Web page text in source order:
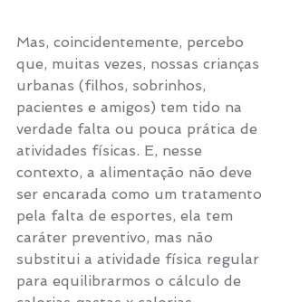
Mas, coincidentemente, percebo
que, muitas vezes, nossas crianças
urbanas (filhos, sobrinhos,
pacientes e amigos) tem tido na
verdade falta ou pouca prática de
atividades físicas. E, nesse
contexto, a alimentação não deve
ser encarada como um tratamento
pela falta de esportes, ela tem
caráter preventivo, mas não
substitui a atividade física regular
para equilibrarmos o cálculo de